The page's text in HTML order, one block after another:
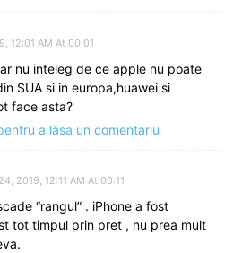
12:01 AM At 00:01
nu inteleg de ce apple nu poate
SUA si in europa,huawei si
face asta?
a lăsa un comentariu
2019, 12:11 AM At 00:11
“rangul” . iPhone a fost
tot timpul prin pret , nu prea mult